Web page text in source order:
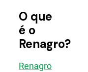
O que
é o
Renagro?
Renagro